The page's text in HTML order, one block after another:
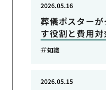
葬儀ポスター
す役割と費用
2026.05.16
知識
2026.05.15